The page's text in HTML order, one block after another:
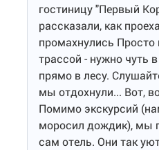
гостиницу "Первый
рассказали, как
промахнулись Просто
трассой - нужно чуть
прямо в лесу.
мы отдохнули... Вот,
Помимо экскурсий
моросил дождик), мы
сам отель. Они так